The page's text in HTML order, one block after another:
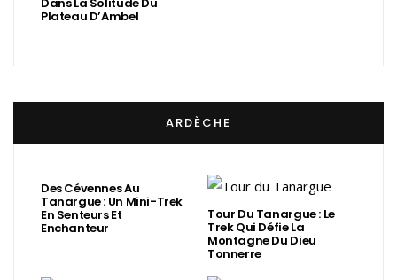
Plateau D’Ambel
ARDÈCHE
Des Cévennes Au
Tanargue : Un Mini-Trek
En Senteurs Et
Enchanteur
Tour Du Tanargue : Le
Trek Qui Défie La
Montagne Du Dieu
Tonnerre